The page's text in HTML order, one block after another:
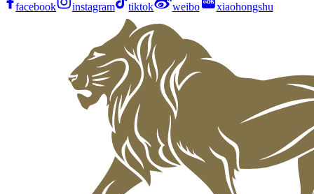
facebook instagram tiktok weibo xiaohongshu